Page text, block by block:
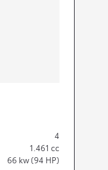
4
1.461 cc
66 kw (94 HP)